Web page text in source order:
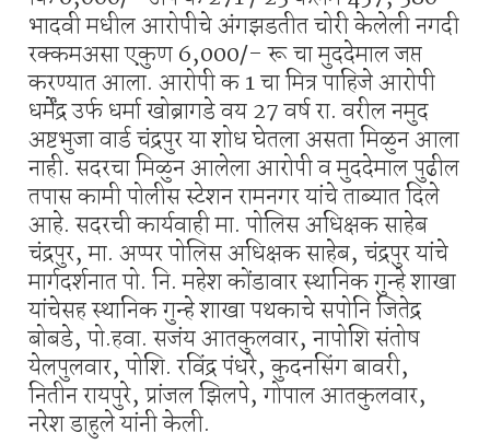
भादवी मधील आरोपीचे अंगझडतीतचोरी केलेली नगदी
रक्कमअसा एकुण 6,000/- रू चा मुददेमाल जप्त
करण्यात आला. आरोपी क 1 चा मित्र पाहिजे आरोपी
धर्मेंद्र उर्फ धर्मा खोब्रागडे वय 27 वर्ष रा. वरील नमुद
अष्टभुजा वार्ड चंद्रपुर या शोध घेतला असता मिळुन आला
नाही. सदरचा मिळुन आलेला आरोपी व मुददेमाल पुढील
तपास कामी पोलीस स्टेशन रामनगर यांचे ताब्यात दिले
आहे. सदरची कार्यवाही मा. पोलिस अधिक्षक साहेब
चंद्रपुर, मा. अप्पर पोलिस अधिक्षक साहेब, चंद्रपुर यांचे
मार्गदर्शनात पो. नि. महेश कोंडावार स्थानिक गुन्हे शाखा
यांचेसह स्थानिक गुन्हे शाखा पथकाचे सपोनि जितेद्र
बोबडे, पो.हवा. सजंय आतकुलवार, नापोशि संतोष
येलपुलवार, पोशि. रविंद्र पंधरे, कुदनसिंग बावरी,
नितीन रायपुरे, प्रांजल झिलपे, गोपाल आतकुलवार,
नरेश डाहुले यांनी केली.